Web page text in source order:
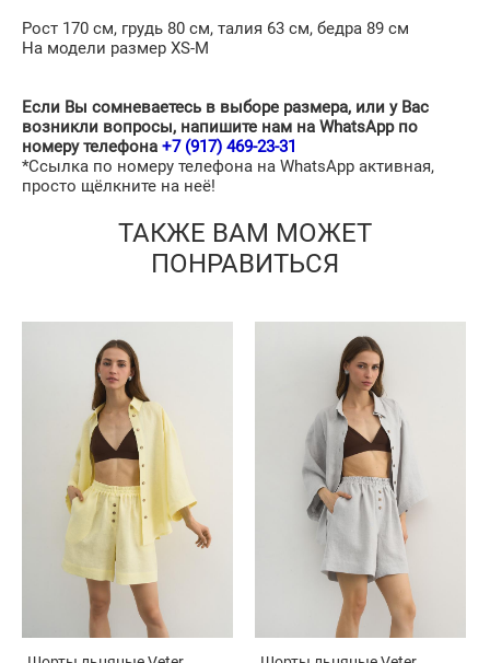
Рост 170 см, грудь 80 см, талия 63 см, бедра 89 см
На модели размер XS-M
Если Вы сомневаетесь в выборе размера, или у Вас
возникли вопросы, напишите нам на WhatsApp по
номеру телефона +7 (917) 469-23-31
*Ссылка по номеру телефона на WhatsApp активная,
просто щёлкните на неё!
ТАКЖЕ ВАМ МОЖЕТ
ПОНРАВИТЬСЯ